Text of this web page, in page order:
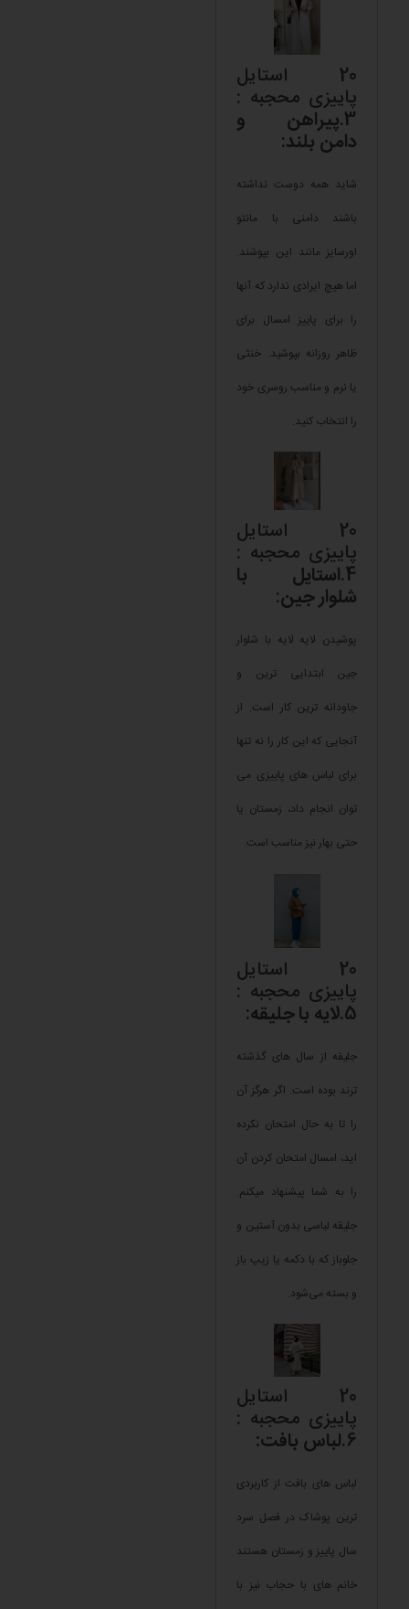
20 استایل
پاییزی محجبه :
3.پیراهن و
دامن بلند:
شاید همه دوست نداشته
باشند دامنی با مانتو
اورسایز مانند این بپوشند.
اما هیچ ایرادی ندارد که آنها
را برای پاییز امسال برای
ظاهر روزانه بپوشید. خنثی
یا نرم و مناسب روسری خود
را انتخاب کنید.
20 استایل
پاییزی محجبه :
4. استایل با
شلوار جین:
پوشیدن لایه لایه با شلوار
جین ابتدایی ترین و
جاودانه ترین کار است. از
آنجایی که این کار را نه تنها
برای لباس های پاییزی می
توان انجام داد، زمستان یا
حتی بهار نیز مناسب است.
20 استایل
پاییزی محجبه :
5.لایه با جلیقه:
جلیقه از سال های گذشته
ترند بوده است. اگر هرگز آن
را تا به حال امتحان نکرده
اید، امسال امتحان کردن آن
را به شما پیشنهاد میکنم.
جلیقه لباسی بدون آستین و
جلوباز که با دکمه یا زیپ باز
و بسته می‌شود.
20 استایل
پاییزی محجبه :
6. لباس بافت:
لباس های بافت از کاربردی
ترین پوشاک در فصل سرد
سال پاییز و زمستان هستند
خانم های با حجاب نیز با